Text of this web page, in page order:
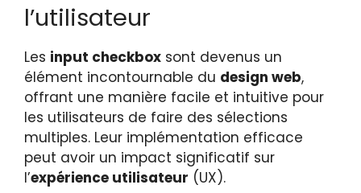
l’utilisateur
Les input checkbox sont devenus un
élément incontournable du design web,
offrant une manière facile et intuitive pour
les utilisateurs de faire des sélections
multiples. Leur implémentation efficace
peut avoir un impact significatif sur
l’expérience utilisateur (UX).